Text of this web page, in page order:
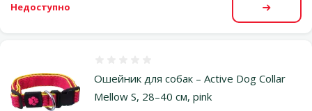
Недоступно
Ошейник для собак – Active Dog Collar
Mellow S, 28–40 см, pink